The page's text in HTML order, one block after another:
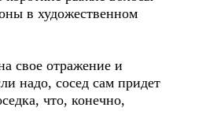
в художественном
свое отражение и
надо, сосед сам придет
что, конечно,